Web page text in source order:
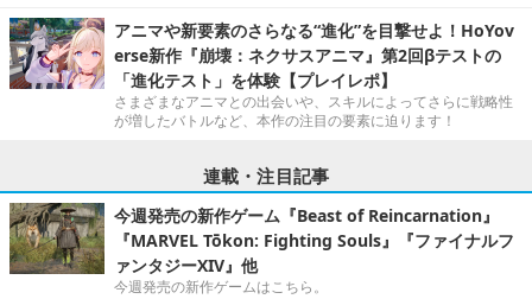
アニマや新要素のさらなる“進化”を目撃せよ！HoYov
erse新作『崩壊：ネクサスアニマ』第2回βテストの
「進化テスト」を体験【プレイレポ】
さまざまなアニマとの出会いや、スキルによってさらに戦略性
が増したバトルなど、本作の注目の要素に迫ります！
連載・注目記事
今週発売の新作ゲーム『Beast of Reincarnation』
『MARVEL Tōkon: Fighting Souls』『ファイナルフ
ァンタジーXIV』他
今週発売の新作ゲームはこちら。